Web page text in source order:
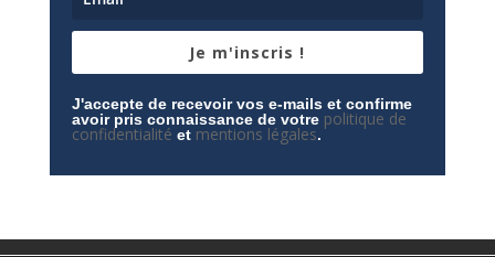
Je m'inscris !
J'accepte de recevoir vos e-mails et confirme
avoir pris connaissance de votre politique de
confidentialité et mentions légales.